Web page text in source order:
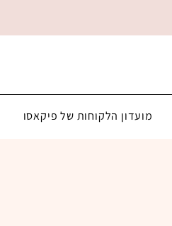
מועדון הלקוחות של פיקאסו